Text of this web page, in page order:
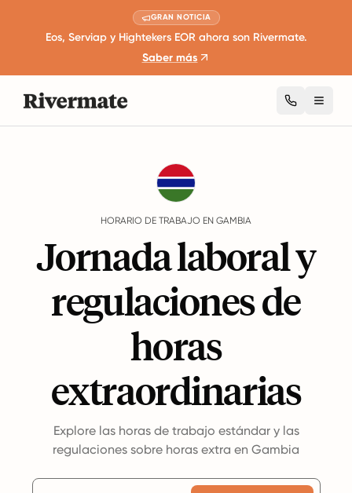
GRAN NOTICIA
Eos, Serviap y Hightekers EOR ahora son Rivermate.
Saber más
HORARIO DE TRABAJO EN GAMBIA
Jornada laboral y
regulaciones de
horas
extraordinarias
Explore las horas de trabajo estándar y las
regulaciones sobre horas extra en Gambia